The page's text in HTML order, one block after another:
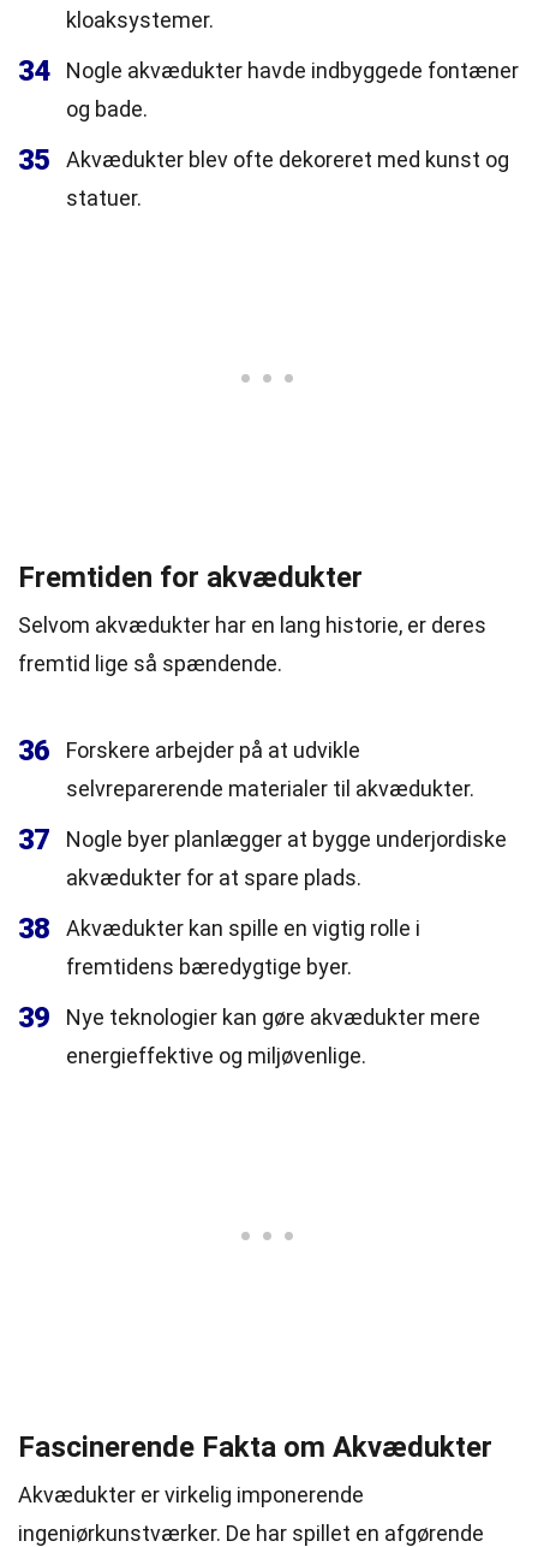
kloaksystemer.
34
Nogle akvædukter havde indbyggede fontæner
og bade.
35
Akvædukter blev ofte dekoreret med kunst og
statuer.
Fremtiden for akvædukter
Selvom akvædukter har en lang historie, er deres
fremtid lige så spændende.
36
Forskere arbejder på at udvikle
selvreparerende materialer til akvædukter.
37
Nogle byer planlægger at bygge underjordiske
akvædukter for at spare plads.
38
Akvædukter kan spille en vigtig rolle i
fremtidens bæredygtige byer.
39
Nye teknologier kan gøre akvædukter mere
energieffektive og miljøvenlige.
Fascinerende Fakta om Akvædukter
Akvædukter er virkelig imponerende
ingeniørkunstværker. De har spillet en afgørende